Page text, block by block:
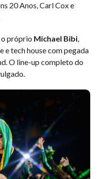
20 Anos, Carl Cox e
próprio Michael Bibi,
e tech house com pegada
O line-up completo do